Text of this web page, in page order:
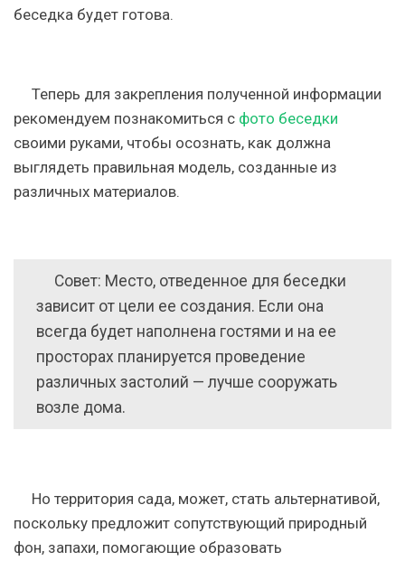
беседка будет готова.
Теперь для закрепления полученной информации
рекомендуем познакомиться с фото беседки
своими руками, чтобы осознать, как должна
выглядеть правильная модель, созданные из
различных материалов.
Совет: Место, отведенное для беседки
зависит от цели ее создания. Если она
всегда будет наполнена гостями и на ее
просторах планируется проведение
различных застолий — лучше сооружать
возле дома.
Но территория сада, может, стать альтернативой,
поскольку предложит сопутствующий природный
фон, запахи, помогающие образовать